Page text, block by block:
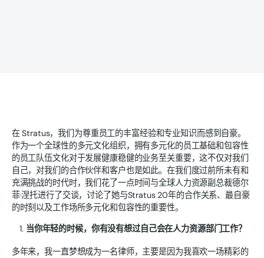
在 Stratus，我们为尊重员工的丰富经验和专业知识而感到自豪。
作为一个全球性的多元文化组织，拥有多元化的员工基础和包容性
的员工队伍文化对于发展健康稳健的业务至关重要，这不仅对我们
自己，对我们的合作伙伴和客户也是如此。在我们度过前所未有和
充满挑战的时代时，我们花了一点时间与全球人力资源副总裁德尔
菲·涅托进行了交谈，讨论了她与Stratus 20年的合作关系、最自豪
的时刻以及工作场所多元化和包容性的重要性。
当你年轻的时候，你有没有想过自己会在人力资源部门工作？
多年来，我一直梦想成为一名律师，主要是因为我喜欢一场精彩的